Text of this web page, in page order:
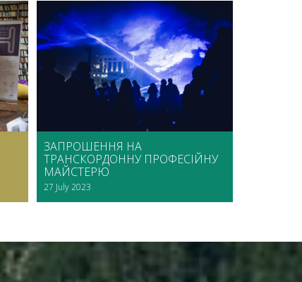
ЗАПРОШЕННЯ НА
ТРАНСКОРДОННУ ПРОФЕСІЙНУ
МАЙСТЕРЮ
27 July 2023